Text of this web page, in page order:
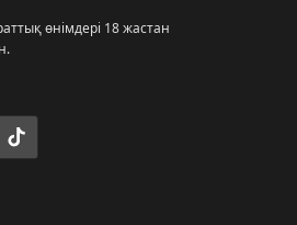
өнімдері 18 жастан